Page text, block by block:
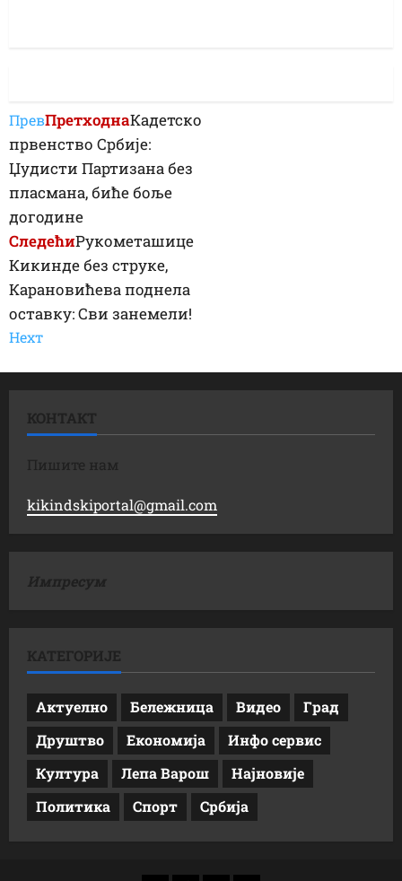
ПревПретходнаКадетско
првенство Србије:
Џудисти Партизана без
пласмана, биће боље
догодине
СледећиРукометашице
Кикинде без струке,
Карановићева поднела
оставку: Сви занемели!
Неxт
КОНТАКТ
Пишите нам
kikindskiportal@gmail.com
Импресум
КАТЕГОРИЈЕ
Актуелно Бележница Видео
Град
Друштво
Економија
Инфо сервис
Култура
Лепа Варош
Најновије
Политика
Спорт Србија